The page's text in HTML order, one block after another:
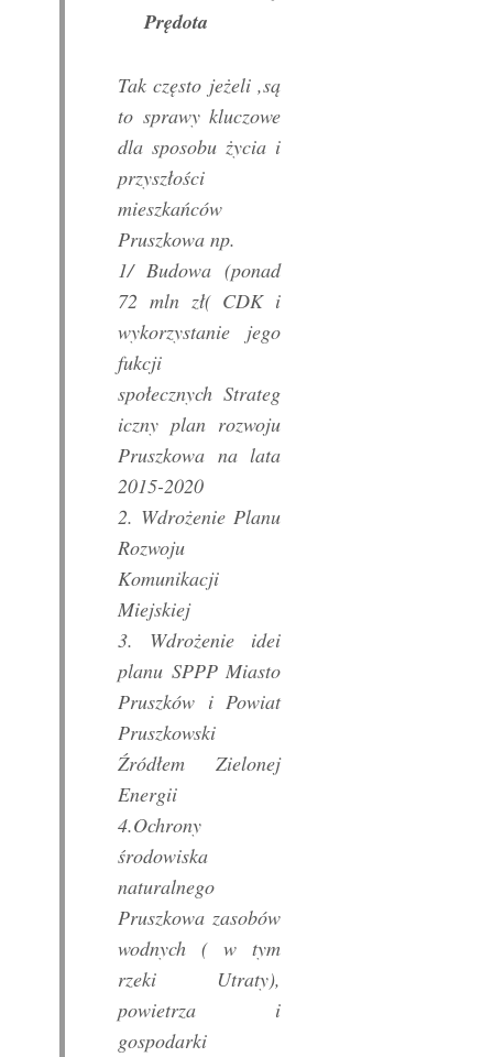
Prędota
Tak często jeżeli ,są
to sprawy kluczowe
dla sposobu życia i
przyszłości
mieszkańców
Pruszkowa np.
1/ Budowa (ponad
72 mln zł( CDK i
wykorzystanie jego
fukcji
społecznych Strateg
iczny plan rozwoju
Pruszkowa na lata
2015-2020
2. Wdrożenie Planu
Rozwoju
Komunikacji
Miejskiej
3. Wdrożenie idei
planu SPPP Miasto
Pruszków i Powiat
Pruszkowski
Źródłem Zielonej
Energii
4.Ochrony
środowiska
naturalnego
Pruszkowa zasobów
wodnych ( w tym
rzeki Utraty),
powietrza i
gospodarki